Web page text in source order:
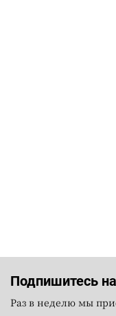
Подпишитесь
Раз в неделю мы